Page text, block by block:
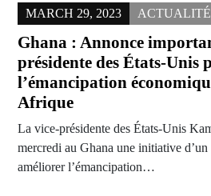
MARCH 29, 2023 ACTUALITÉ
Ghana : Annonce
présidente des États-Unis
l’émancipation
Afrique
La vice-présidente des États-Unis
mercredi au Ghana une initiative
améliorer l’émancipation…